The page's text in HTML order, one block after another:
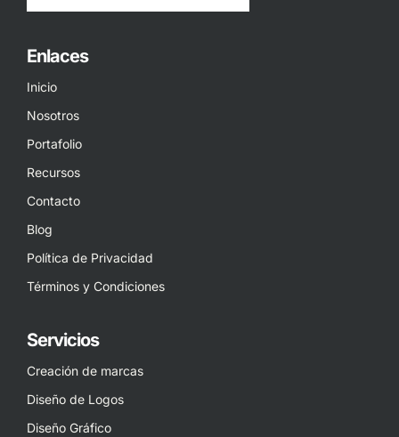
Enlaces
Inicio
Nosotros
Portafolio
Recursos
Contacto
Blog
Política de Privacidad
Términos y Condiciones
Servicios
Creación de marcas
Diseño de Logos
Diseño Gráfico